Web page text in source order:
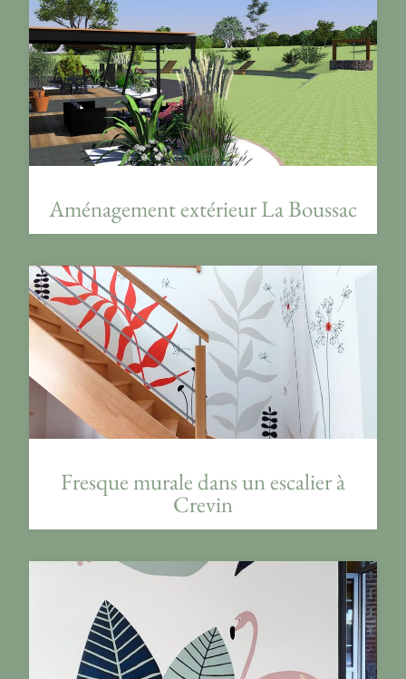
Aménagement extérieur La Boussac
Fresque murale dans un escalier à
Crevin